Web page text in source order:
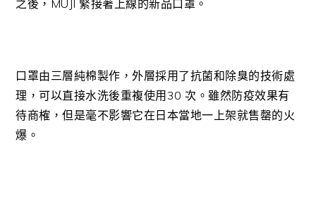
之後，MUJI 緊接著上線的新品口罩。
口罩由三層純棉製作，外層採用了抗菌和除臭的技術處
理，可以直接水洗後重複使用30 次。雖然防疫效果有
待商榷，但是毫不影響它在日本當地一上架就售罄的火
爆。